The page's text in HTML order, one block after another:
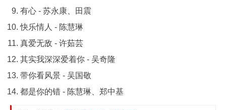
有心 - 苏永康、田震
快乐情人 - 陈慧琳
真爱无敌 - 许茹芸
其实我深深爱着你 - 吴奇隆
带你看风景 - 吴国敬
都是你的错 - 陈慧琳、郑中基